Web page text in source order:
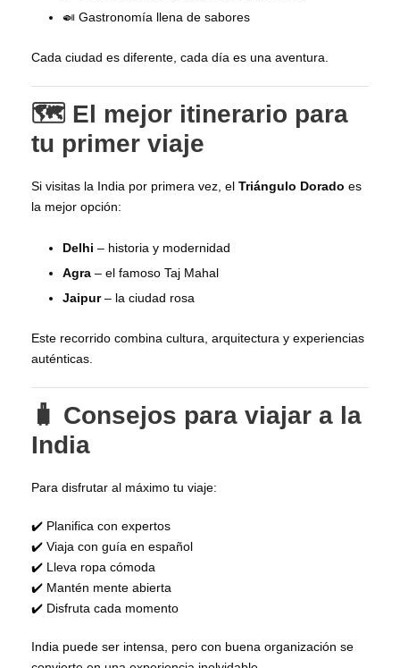
🍛 Gastronomía llena de sabores
Cada ciudad es diferente, cada día es una aventura.
🗺️ El mejor itinerario para
tu primer viaje
Si visitas la India por primera vez, el Triángulo Dorado es
la mejor opción:
Delhi – historia y modernidad
Agra – el famoso Taj Mahal
Jaipur– la ciudad rosa
Este recorrido combina cultura, arquitectura y experiencias
auténticas.
🧳 Consejos para viajar a la
India
Para disfrutar al máximo tu viaje:
✔️ Planifica con expertos
✔️ Viaja con guía en español
✔️ Lleva ropa cómoda
✔️ Mantén mente abierta
✔️ Disfruta cada momento
India puede ser intensa, pero con buena organización se